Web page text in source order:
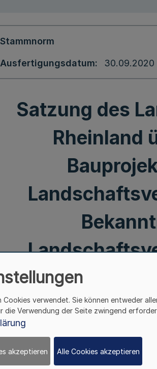
Stammnorm
Ausfertigungsdatum 30.09.2020
Satzung des
Rheinland
des
über die inklusive
verwendet. Sie können entweder
die Verwendung der Seite zwingend
akzeptieren Alle Cookies akzeptieren